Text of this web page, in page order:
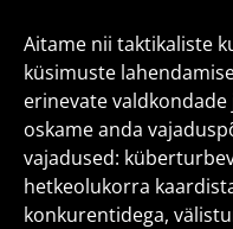
Aitame nii taktikaliste
küsimuste
erinevate
oskame anda
vajadused:
hetkeolukorra
konkurentidega,